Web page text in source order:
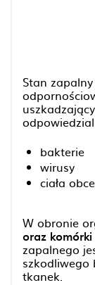
Stan
bakterie
wirusy
ciała obce
W obronie
oraz komórki
zapalnego
szkodliwego
tkanek.